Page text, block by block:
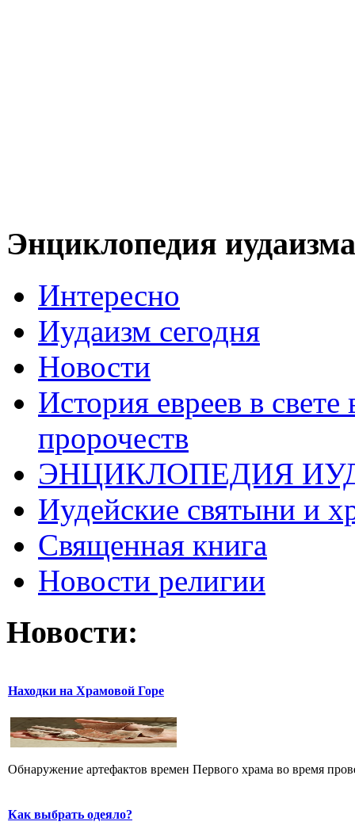
Энциклопедия иудаизма
Интересно
Иудаизм сегодня
Новости
История евреев в
пророчеств
ЭНЦИКЛОПЕДИЯ
Иудейские святыни и
Священная книга
Новости религии
Новости:
Находки на Храмовой Горе
Обнаружение артефактов времен Первого храма во время
Как выбрать одеяло?